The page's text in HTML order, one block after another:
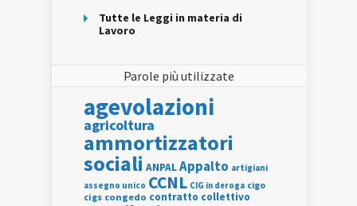
Tutte le Leggi in materia di
Lavoro
Parole più utilizzate
agevolazioni
agricoltura
ammortizzatori
sociali ANPALAppalto artigiani
assegno unico CCNL CIG in deroga cigo
cigs congedo contratto collettivo